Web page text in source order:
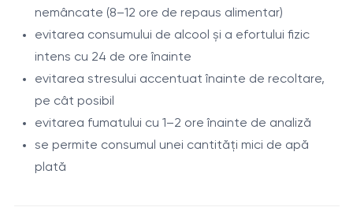
generală de bine.
Componente
Hemoleucogramă completă fără VSH - evaluarea
stării generale a organismului și identificarea
semnelor de inflamație, anemie sau suprasolicitare
TSH - evaluarea funcției glandei tiroide și a
impactului dezechilibrelor hormonale asupra
energiei și stării emoționale
Indicații
oboseală cronică și lipsă de energie
nemâncate (8–12 ore de repaus alimentar)
evitarea consumului de alcool și a efortului fizic
intens cu 24 de ore înainte
evitarea stresului accentuat înainte de recoltare,
pe cât posibil
evitarea fumatului cu 1–2 ore înainte de analiză
se permite consumul unei cantități mici de apă
plată